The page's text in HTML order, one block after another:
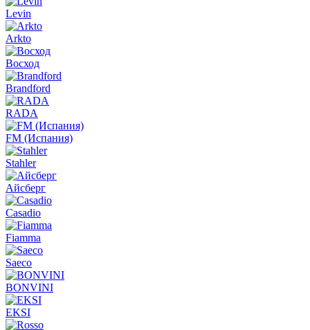
Levin
Arkto
Восход
Brandford
RADA
FM (Испания)
Stahler
Айсберг
Casadio
Fiamma
Saeco
BONVINI
EKSI